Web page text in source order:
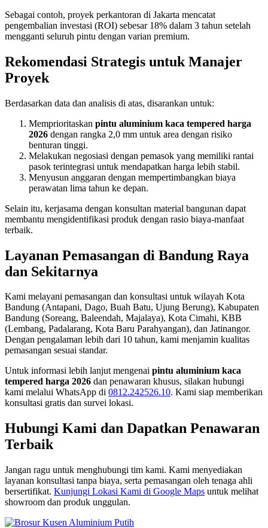
Sebagai contoh, proyek perkantoran di Jakarta mencatat
pengembalian investasi (ROI) sebesar 18% dalam 3 tahun setelah
mengganti seluruh pintu dengan varian premium.
Rekomendasi Strategis untuk Manajer
Proyek
Berdasarkan data dan analisis di atas, disarankan untuk:
Memprioritaskan pintu aluminium kaca tempered harga
2026 dengan rangka 2,0 mm untuk area dengan risiko
benturan tinggi.
Melakukan negosiasi dengan pemasok yang memiliki rantai
pasok terintegrasi untuk mendapatkan harga lebih stabil.
Menyusun anggaran dengan mempertimbangkan biaya
perawatan lima tahun ke depan.
Selain itu, kerjasama dengan konsultan material bangunan dapat
membantu mengidentifikasi produk dengan rasio biaya-manfaat
terbaik.
Layanan Pemasangan di Bandung Raya
dan Sekitarnya
Kami melayani pemasangan dan konsultasi untuk wilayah Kota
Bandung (Antapani, Dago, Buah Batu, Ujung Berung), Kabupaten
Bandung (Soreang, Baleendah, Majalaya), Kota Cimahi, KBB
(Lembang, Padalarang, Kota Baru Parahyangan), dan Jatinangor.
Dengan pengalaman lebih dari 10 tahun, kami menjamin kualitas
pemasangan sesuai standar.
Untuk informasi lebih lanjut mengenai pintu aluminium kaca
tempered harga 2026 dan penawaran khusus, silakan hubungi
kami melalui WhatsApp di 0812.242526.10. Kami siap memberikan
konsultasi gratis dan survei lokasi.
Hubungi Kami dan Dapatkan Penawaran
Terbaik
Jangan ragu untuk menghubungi tim kami. Kami menyediakan
layanan konsultasi tanpa biaya, serta pemasangan oleh tenaga ahli
bersertifikat. Kunjungi Lokasi Kami di Google Maps untuk melihat
showroom dan produk unggulan.